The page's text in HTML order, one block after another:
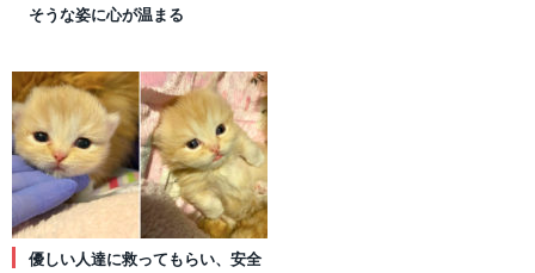
そうな姿に心が温まる
優しい人達に救ってもらい、安全